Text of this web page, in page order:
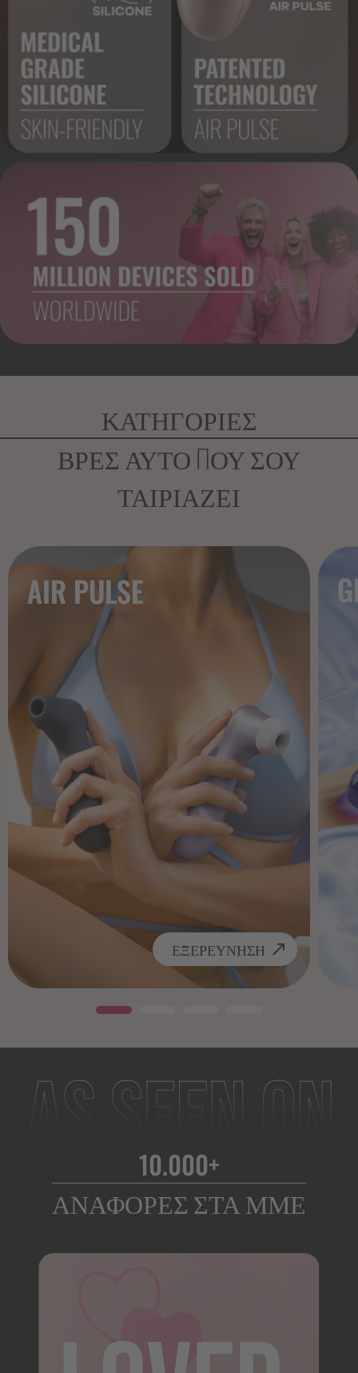
ΚΑΤΗΓΟΡΊΕΣ
ΒΡΕΣ ΑΥΤΌ ΠΟΥ ΣΟΥ
ΤΑΙΡΙΆΖΕΙ
ΕΞΕΡΕΥΝΗΣΗ
AIR PULSE
10.000+
ΑΝΑΦΟΡΈΣ ΣΤΑ ΜΜΕ